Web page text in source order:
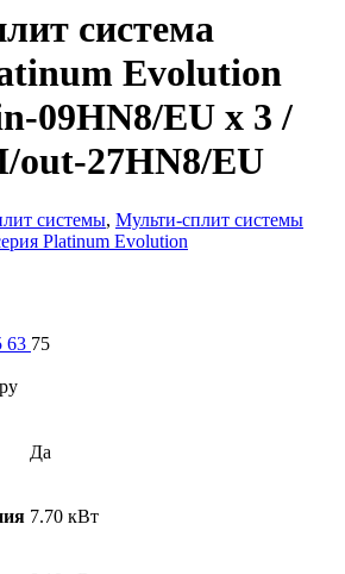
система
Evolution
09HN8/EU x 3 /
out-27HN8/EU
системы, Мульти-сплит системы
Platinum Evolution
63 75
Да
7.70 кВт